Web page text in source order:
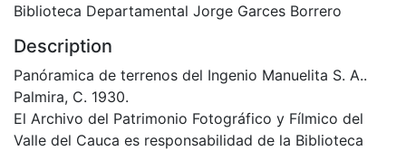
Biblioteca Departamental Jorge Garces Borrero
Description
Panóramica de terrenos del Ingenio Manuelita S. A..
Palmira, C. 1930.
El Archivo del Patrimonio Fotográfico y Fílmico del
Valle del Cauca es responsabilidad de la Biblioteca